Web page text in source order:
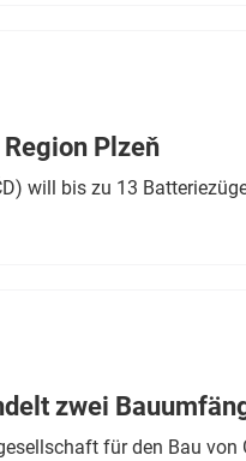
Plzeň
will bis zu 13
zwei
für den Bau